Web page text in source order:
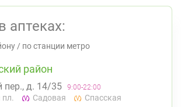
аптеках:
/ по станции метро
район
пер., д. 14/35 9:00-22:00
пл. Садовая Спасская